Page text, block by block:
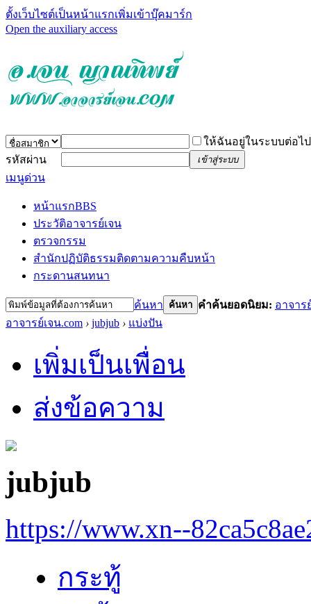
ตั้งเว็บไซต์เป็นหน้าแรกเพิ่มเข้าบุ๊คมาร์ก
Open the auxiliary access
ให้ฉันอยู่ในระบบต่อไป
รหัสผ่าน
เข้าสู่ระบบ
เมนูด่วน
หน้าแรกBBS
ประวัติอาจารย์เจน
ตรวจกรรม
สำนักปฏิบัติธรรมติดตามความคืบหน้า
กระดานสนทนา
ค้นหา ค้นหา คำค้นยอดนิยม: อาจาร
อาจารย์เจน.com › jubjub › แบ่งปัน
เพิ่มเป็นเพื่อน
ส่งข้อความ
jubjub
https://www.xn--
กระทู้